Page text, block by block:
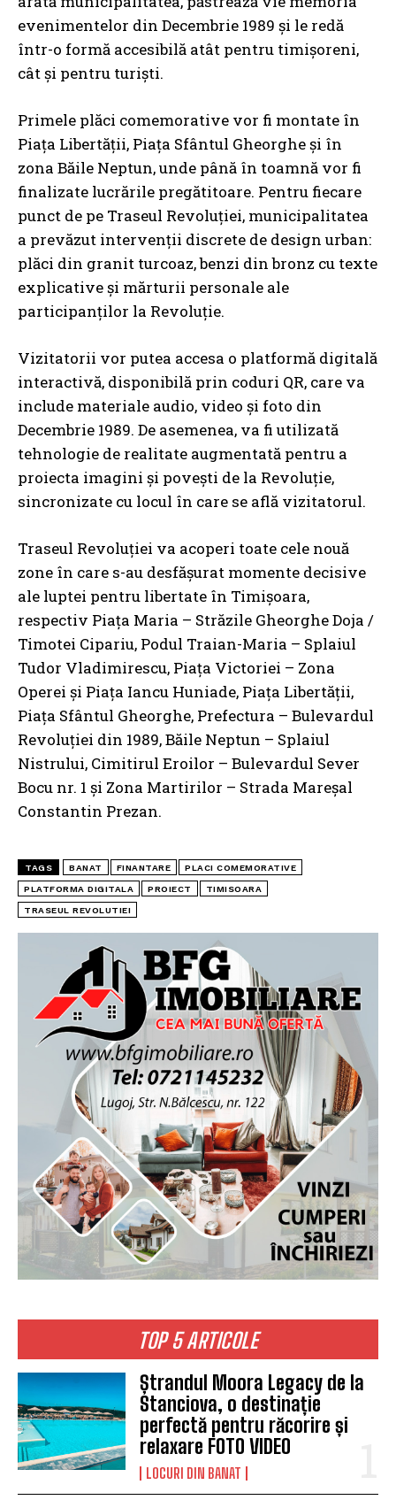
TOP 5 ARTICOLE
Ștrandul Moora Legacy de la
Stanciova, o destinație
perfectă pentru răcorire și
relaxare FOTO VIDEO
LOCURI DIN BANAT
evenimentelor din Decembrie 1989 și le redă
într-o formă accesibilă atât pentru timișoreni,
cât și pentru turiști.
Primele plăci comemorative vor fi montate în
Piața Libertății, Piața Sfântul Gheorghe și în
zona Băile Neptun, unde până în toamnă vor fi
finalizate lucrările pregătitoare. Pentru fiecare
punct de pe Traseul Revoluției, municipalitatea
a prevăzut intervenții discrete de design urban:
plăci din granit turcoaz, benzi din bronz cu texte
explicative și mărturii personale ale
participanților la Revoluție.
Vizitatorii vor putea accesa o platformă digitală
interactivă, disponibilă prin coduri QR, care va
include materiale audio, video și foto din
Decembrie 1989. De asemenea, va fi utilizată
tehnologie de realitate augmentată pentru a
proiecta imagini și povești de la Revoluție,
sincronizate cu locul în care se află vizitatorul.
Traseul Revoluției va acoperi toate cele nouă
zone în care s-au desfășurat momente decisive
ale luptei pentru libertate în Timișoara,
respectiv Piața Maria – Străzile Gheorghe Doja /
Timotei Cipariu, Podul Traian-Maria – Splaiul
Tudor Vladimirescu, Piața Victoriei – Zona
Operei și Piața Iancu Huniade, Piața Libertății,
Piața Sfântul Gheorghe, Prefectura – Bulevardul
Revoluției din 1989, Băile Neptun – Splaiul
Nistrului, Cimitirul Eroilor – Bulevardul Sever
Bocu nr. 1 și Zona Martirilor – Strada Mareșal
Constantin Prezan.
TAGS BANAT FINANTARE PLACI COMEMORATIVE
PLATFORMA DIGITALA PROIECT TIMISOARA
TRASEUL REVOLUTIEI